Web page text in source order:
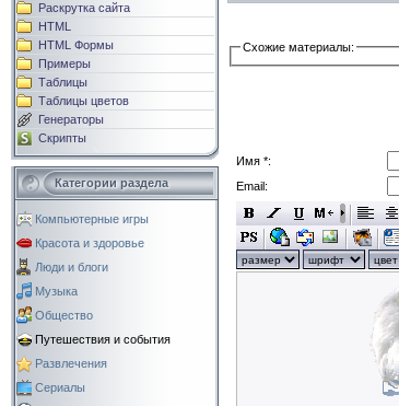
Раскрутка сайта
HTML
HTML Формы
Примеры
Таблицы
Таблицы цветов
Генераторы
Скрипты
Категории раздела
Компьютерные игры
Красота и здоровье
Люди и блоги
Музыка
Общество
Путешествия и события
Развлечения
Сериалы
Схожие материалы:
Имя *:
Email: